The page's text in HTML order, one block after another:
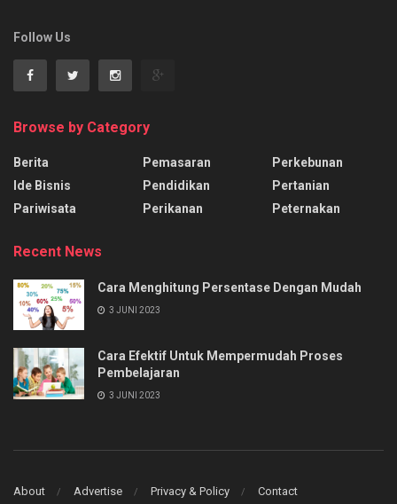
Follow Us
Browse by Category
Berita
Ide Bisnis
Pariwisata
Pemasaran
Pendidikan
Perikanan
Perkebunan
Pertanian
Peternakan
Recent News
Cara Menghitung Persentase Dengan Mudah
3 JUNI 2023
Cara Efektif Untuk Mempermudah Proses
Pembelajaran
3 JUNI 2023
About Advertise Privacy & Policy Contact